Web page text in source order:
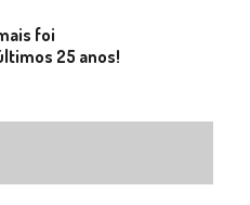
foi
25 anos!